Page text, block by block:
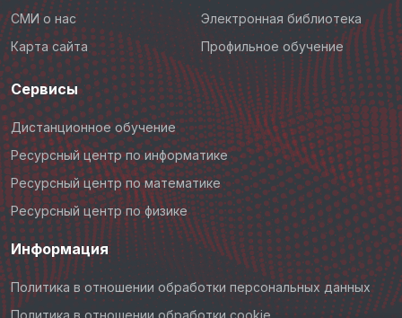
СМИ о нас
Электронная библиотека
Карта сайта
Профильное обучение
Сервисы
Дистанционное обучение
Ресурсный центр по информатике
Ресурсный центр по математике
Ресурсный центр по физике
Информация
Политика в отношении обработки персональных данных